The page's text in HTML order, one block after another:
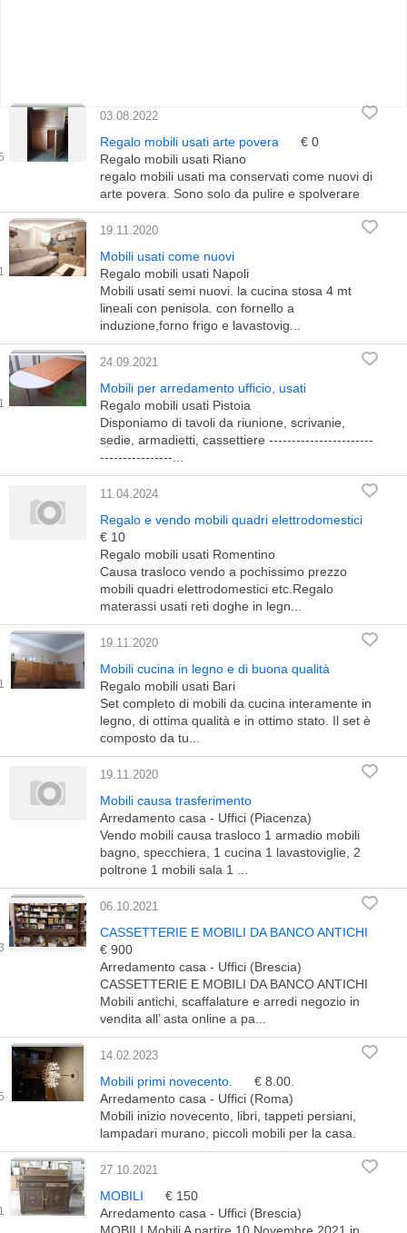
03.08.2022
Regalo mobili usati arte povera
€ 0
Regalo mobili usati Riano
regalo mobili usati ma conservati come nuovi di
arte povera. Sono solo da pulire e spolverare
19.11.2020
Mobili usati come nuovi
Regalo mobili usati Napoli
Mobili usati semi nuovi. la cucina stosa 4 mt
lineali con penisola. con fornello a
induzione,forno frigo e lavastovig...
24.09.2021
Mobili per arredamento ufficio, usati
Regalo mobili usati Pistoia
Disponiamo di tavoli da riunione, scrivanie,
sedie, armadietti, cassettiere -----------------------
----------------...
11.04.2024
Regalo e vendo mobili quadri elettrodomestici
€ 10
Regalo mobili usati Romentino
Causa trasloco vendo a pochissimo prezzo
mobili quadri elettrodomestici etc.Regalo
materassi usati reti doghe in legn...
19.11.2020
Mobili cucina in legno e di buona qualità
Regalo mobili usati Bari
Set completo di mobili da cucina interamente in
legno, di ottima qualità e in ottimo stato. Il set è
composto da tu...
19.11.2020
Mobili causa trasferimento
Arredamento casa - Uffici (Piacenza)
Vendo mobili causa trasloco 1 armadio mobili
bagno, specchiera, 1 cucina 1 lavastoviglie, 2
poltrone 1 mobili sala 1 ...
06.10.2021
CASSETTERIE E MOBILI DA BANCO ANTICHI
€ 900
Arredamento casa - Uffici (Brescia)
CASSETTERIE E MOBILI DA BANCO ANTICHI
Mobili antichi, scaffalature e arredi negozio in
vendita all’ asta online a pa...
14.02.2023
Mobili primi novecento.
€ 8.00.
Arredamento casa - Uffici (Roma)
Mobili inizio novecento, libri, tappeti persiani,
lampadari murano, piccoli mobili per la casa.
27.10.2021
MOBILI
€ 150
Arredamento casa - Uffici (Brescia)